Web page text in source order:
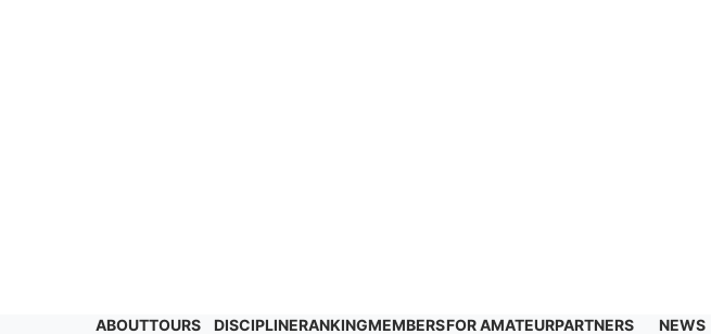
ABOUTTOURS DISCIPLINERANKINGMEMBERSFOR AMATEURPARTNERS NEWS